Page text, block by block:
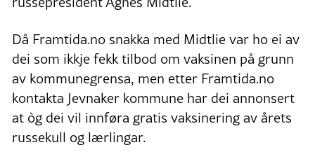
Då Framtida.no snakka med Midtlie var ho ei av
dei som ikkje fekk tilbod om vaksinen på grunn
av kommunegrensa, men etter Framtida.no
kontakta Jevnaker kommune har dei annonsert
at òg dei vil innføra gratis vaksinering av årets
russekull og lærlingar.